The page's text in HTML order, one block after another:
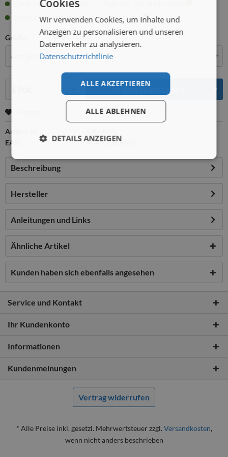
Lieferzeit Firmenkunden: 11 Tage zzgl. Versandlaufzeit
Selbstabholung: ab Fr., 21.08., 08:00 Uhr
Größe:
In denWarenkorb
Artikel-Nr.:
EAN:
4043706540261
Beschreibung
Hersteller
Anleitungen und Links
Ähnliche Artikel
Kunden haben sich ebenfalls angesehen
Service und Kontakt
Ihr Kundenkonto
Informationen
Kundenmeinungen
Vertrag widerrufen
* Alle Preise inkl. gesetzl. Mehrwertsteuer zzgl. Versandkosten,
wenn nicht anders beschrieben
Cookies
Wir verwenden Cookies, um Inhalte und
Anzeigen zu personalisieren und unseren
Datenverkehr zu analysieren.
Datenschutzrichtlinie
ALLE AKZEPTIEREN
ALLE ABLEHNEN
DETAILS ANZEIGEN